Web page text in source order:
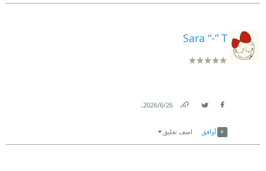
Sara “-” T
26‏/6‏/2026
.
أوافق اضف تعليق